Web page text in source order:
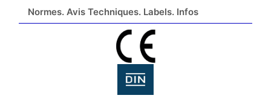
Normes. Avis Techniques. Labels. Infos